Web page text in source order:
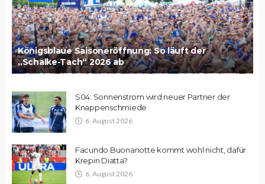
Königsblaue Saisoneröffnung: So läuft der
„Schalke-Tach“ 2026 ab
S04: Sonnenstrom wird neuer Partner der
Knappenschmiede
6. August 2026
Facundo Buonanotte kommt wohl nicht, dafür
Krepin Diatta?
6. August 2026